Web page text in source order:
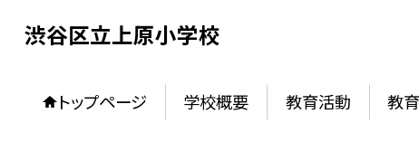
渋谷区立上原小学校
トップページ 学校概要 教育活動 教